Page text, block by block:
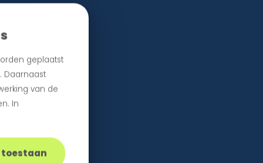
geplaatst
Daarnaast
van de
In
toestaan